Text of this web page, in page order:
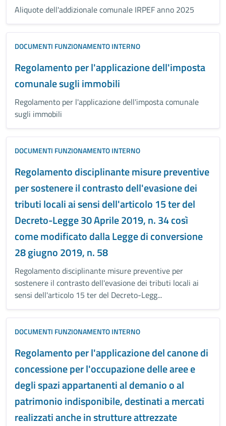
Aliquote dell'addizionale comunale IRPEF anno 2025
DOCUMENTI FUNZIONAMENTO INTERNO
Regolamento per l'applicazione dell'imposta
comunale sugli immobili
Regolamento per l'applicazione dell'imposta comunale
sugli immobili
DOCUMENTI FUNZIONAMENTO INTERNO
Regolamento disciplinante misure preventive
per sostenere il contrasto dell'evasione dei
tributi locali ai sensi dell'articolo 15 ter del
Decreto-Legge 30 Aprile 2019, n. 34 così
come modificato dalla Legge di conversione
28 giugno 2019, n. 58
Regolamento disciplinante misure preventive per
sostenere il contrasto dell'evasione dei tributi locali ai
sensi dell'articolo 15 ter del Decreto-Legg...
DOCUMENTI FUNZIONAMENTO INTERNO
Regolamento per l'applicazione del canone di
concessione per l'occupazione delle aree e
degli spazi appartanenti al demanio o al
patrimonio indisponibile, destinati a mercati
realizzati anche in strutture attrezzate